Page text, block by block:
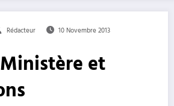
Rédacteur 10 Novembre 2013
et